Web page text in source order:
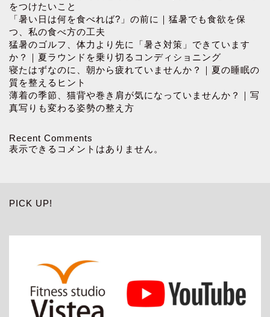
をつけたいこと
「暑い日は何を食べれば?」の前に｜猛暑でも食欲を保
つ、私の食べ方の工夫
猛暑のゴルフ、体力より先に「暑さ対策」できています
か？｜夏ラウンドを乗り切るコンディショニング
寝たはずなのに、朝から疲れていませんか？｜夏の睡眠の
質を整えるヒント
薄着の季節、猫背や巻き肩が気になっていませんか？｜写
真写りも変わる姿勢の整え方
Recent Comments
表示できるコメントはありません。
PICK UP!